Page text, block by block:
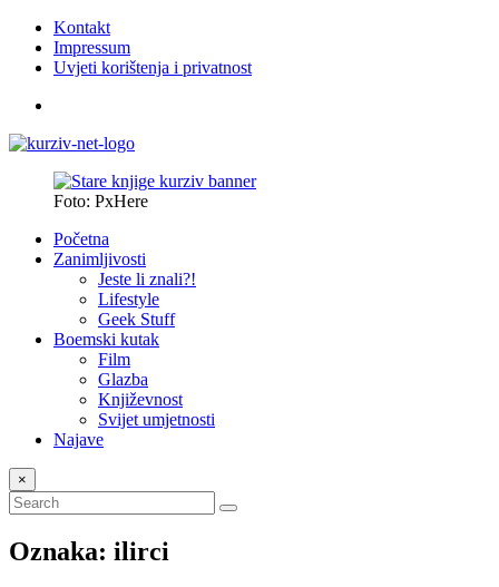
Kontakt
Impressum
Uvjeti korištenja i privatnost
Foto: PxHere
Početna
Zanimljivosti
Jeste li znali?!
Lifestyle
Geek Stuff
Boemski kutak
Film
Glazba
Književnost
Svijet umjetnosti
Najave
×
Oznaka: ilirci